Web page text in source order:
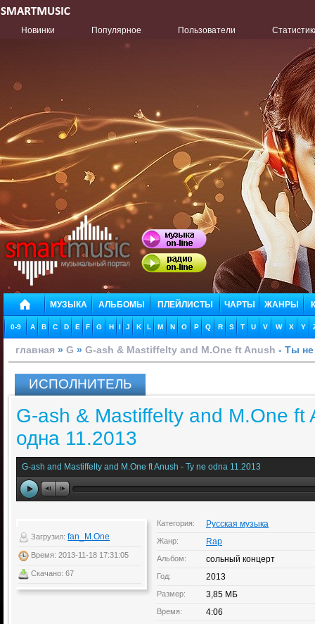
Новинки Популярное Пользователи
МУЗЫКА АЛЬБОМЫ ПЛЕЙЛИСТЫ ЧАРТЫ ЖАНРЫ
0-9 A B C D E F G H I J K L M N O P Q R S T U V W X Y
главная » G » G-ash & Mastiffelty and M.One ft Anush - Ты не
ИСПОЛНИТЕЛЬ
G-ash & Mastiffelty and M.One ft
одна 11.2013
G-ash and Mastiffelty and M.One ft Anush - Ty ne odna 11.2013
Загрузил: fan_M.One
Время: 2013-11-18 17:31:05
Скачано: 67
Категория: Русская музыка
Жанр: Rap
Альбом: сольный концерт
Год: 2013
Размер: 3,85 МБ
Время: 4:06